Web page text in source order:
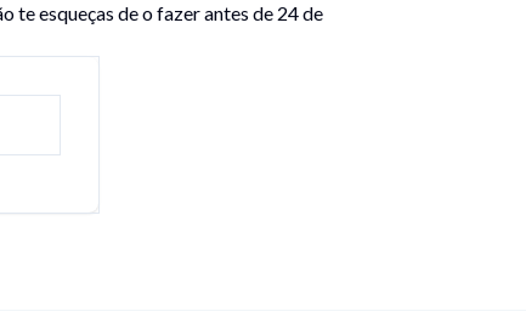
te esqueças de o fazer antes de 24 de